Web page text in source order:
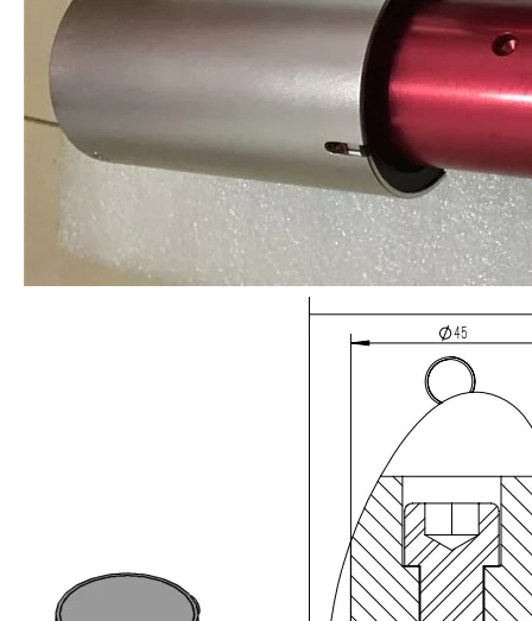
Actualmente, la investigación sobre la extracción de antioxidantes